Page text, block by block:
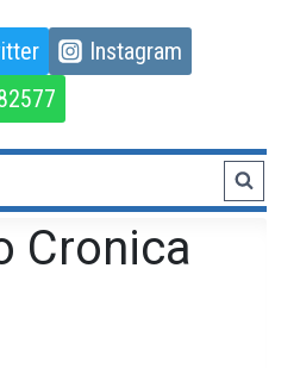
Instagram
Cronica